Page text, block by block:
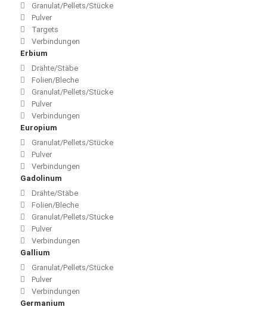
Granulat/Pellets/Stücke
Pulver
Targets
Verbindungen
Erbium
Drähte/Stäbe
Folien/Bleche
Granulat/Pellets/Stücke
Pulver
Verbindungen
Europium
Granulat/Pellets/Stücke
Pulver
Verbindungen
Gadolinum
Drähte/Stäbe
Folien/Bleche
Granulat/Pellets/Stücke
Pulver
Verbindungen
Gallium
Granulat/Pellets/Stücke
Pulver
Verbindungen
Germanium